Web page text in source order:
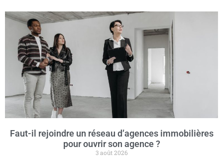
Faut-il rejoindre un réseau d’agences immobilières
pour ouvrir son agence ?
3 août 2026